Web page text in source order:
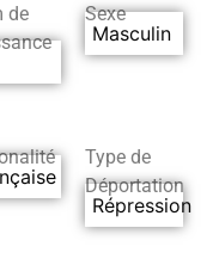
de
Sexe
Masculin
Type de
Déportation
Répression